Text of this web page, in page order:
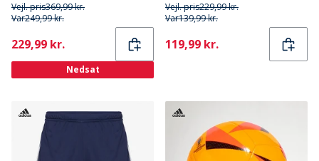
Vejl. pris369,99 kr.
Var249,99 kr.
Current
229,99 kr.
Nedsat
Vejl. pris229,99 kr.
Var139,99 kr.
Current
119,99 kr.